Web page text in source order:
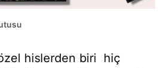
hislerden biri hiç